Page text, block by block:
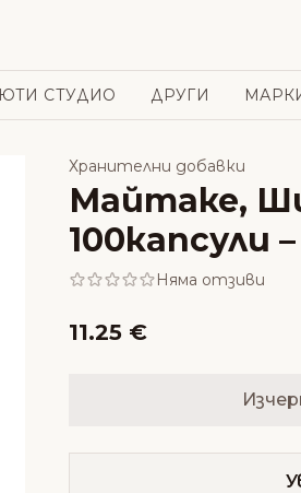
СТУДИО ДРУГИ
Хранителни добавки
Майтаке,
100капсули
Няма отзиви
11.25 €